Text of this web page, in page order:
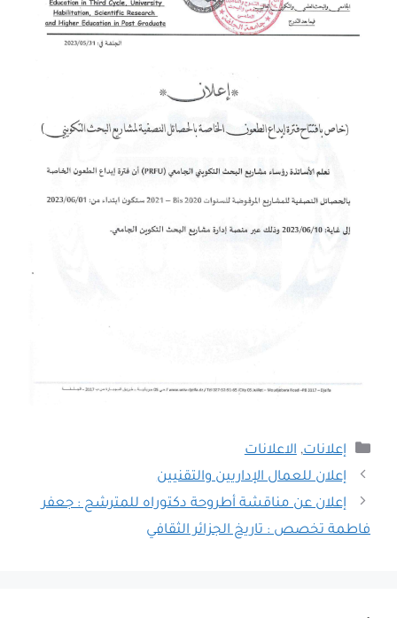
التصنيفات
إعلانات,الاعلانات
إعلان للعمال الإداريين والتقنيين
إعلان عن مناقشة أطروحة دكتوراه للمترشح : جعفر
فاطمة تخصص : تاريخ الجزائر الثقافي